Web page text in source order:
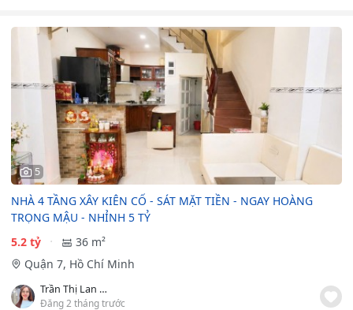
5
NHÀ 4 TẦNG XÂY KIÊN CỐ - SÁT MẶT TIỀN - NGAY HOÀNG
TRỌNG MẬU - NHỈNH 5 TỶ
5.2 tỷ
36 m²
Quận 7, Hồ Chí Minh
Trần Thị Lan Phương
Đăng 2 tháng trước